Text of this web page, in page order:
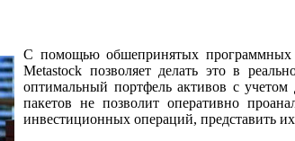
С помощью обшепринятых программных
Metastock позволяет делать это в
оптимальный портфель активов с
пакетов не позволит оперативно
инвестиционных операций, представить